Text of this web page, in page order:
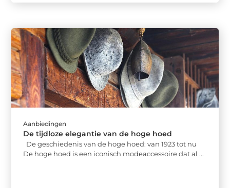
Aanbiedingen
De tijdloze elegantie van de hoge hoed
De geschiedenis van de hoge hoed: van 1923 tot nu
De hoge hoed is een iconisch modeaccessoire dat al ...